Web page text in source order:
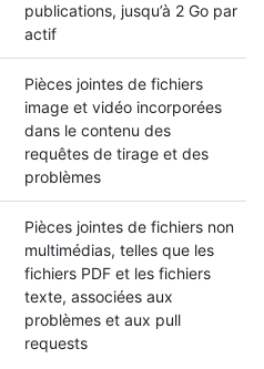
publications, jusqu’à 2 Go par
actif
Pièces jointes de fichiers
image et vidéo incorporées
dans le contenu des
requêtes de tirage et des
problèmes
Pièces jointes de fichiers non
multimédias, telles que les
fichiers PDF et les fichiers
texte, associées aux
problèmes et aux pull
requests